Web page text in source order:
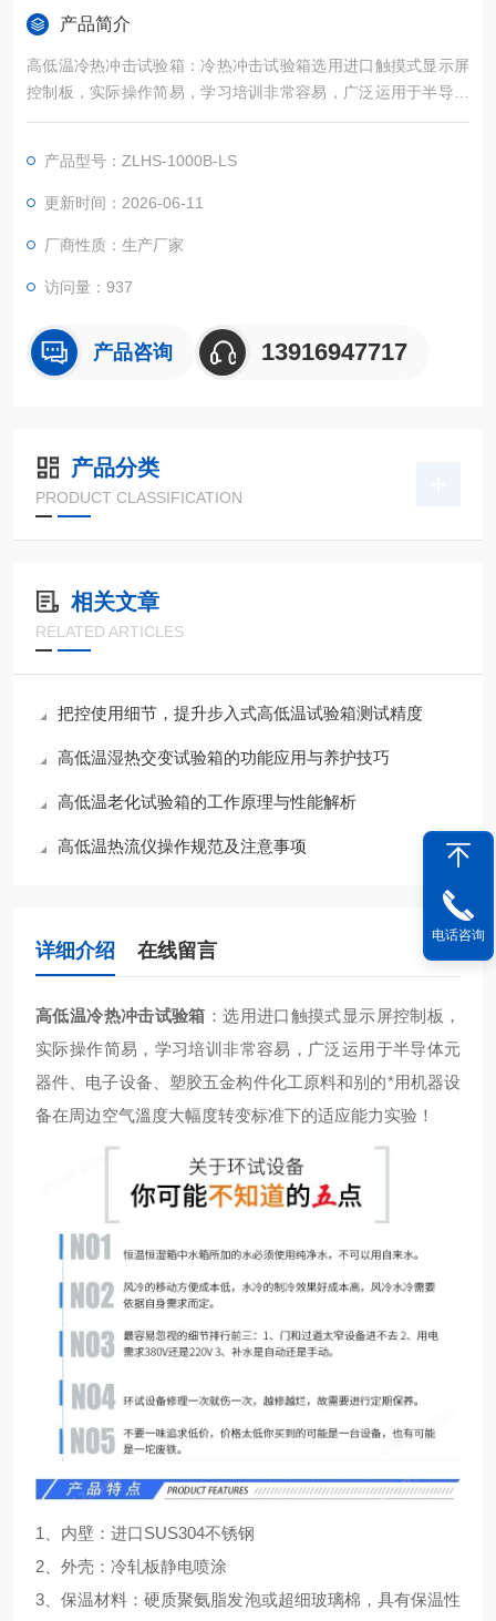
产品简介
高低温冷热冲击试验箱：冷热冲击试验箱选用进口触摸式显示屏
控制板，实际操作简易，学习培训非常容易，广泛运用于半导体
元器件、电子设备、塑胶五金构件化工原料和别的*用机器设备在
产品型号：ZLHS-1000B-LS
更新时间：2026-06-11
厂商性质：生产厂家
访问量：937
产品咨询 13916947717
产品分类
PRODUCT CLASSIFICATION
相关文章
RELATED ARTICLES
把控使用细节，提升步入式高低温试验箱测试精度
高低温湿热交变试验箱的功能应用与养护技巧
高低温老化试验箱的工作原理与性能解析
高低温热流仪操作规范及注意事项
详细介绍 在线留言
高低温冷热冲击试验箱 ：选用进口触摸式显示屏控制板，
实际操作简易，学习培训非常容易，广泛运用于半导体元
器件、电子设备、塑胶五金构件化工原料和别的*用机器设
备在周边空气溫度大幅度转变标准下的适应能力实验！
1、内壁：进口SUS304不锈钢
2、外壳：冷轧板静电喷涂
3、保温材料：硬质聚氨脂发泡或超细玻璃棉，具有保温性
电话咨询